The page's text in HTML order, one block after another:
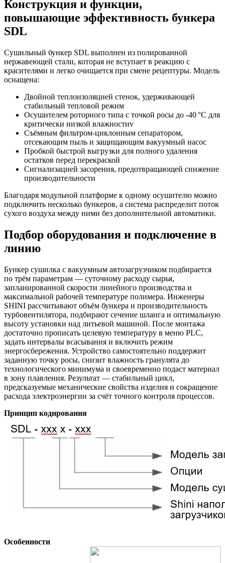
Конструкция и функции,
повышающие эффективность бункера
SDL
Сушильный бункер SDL выполнен из полированной
нержавеющей стали, которая не вступает в реакцию с
красителями и легко очищается при смене рецептуры. Модель
оснащена:
Двойной теплоизоляцией стенок, удерживающей
стабильный тепловой режим
Осушителем роторного типа с точкой росы до ‑40 °C для
критически низкой влажностиv
Съёмным фильтром‑циклонным сепаратором,
отсекающим пыль и защищающим вакуумный насос
Пробкой быстрой выгрузки для полного удаления
остатков перед перекраской
Сигнализацией засорения, предотвращающей снижение
производительности
Благодаря модульной платформе к одному осушителю можно
подключить несколько бункеров, а система распределит поток
сухого воздуха между ними без дополнительной автоматики.
Подбор оборудования и подключение в
линию
Бункер сушилка с вакуумным автозагрузчиком подбирается
по трём параметрам — суточному расходу сырья,
запланированной скорости линейного производства и
максимальной рабочей температуре полимера. Инженеры
SHINI рассчитывают объём бункера и производительность
турбовентилятора, подбирают сечение шланга и оптимальную
высоту установки над литьевой машиной. После монтажа
достаточно прописать целевую температуру в меню PLC,
задать интервалы всасывания и включить режим
энергосбережения. Устройство самостоятельно поддержит
заданную точку росы, снизит влажность гранулята до
технологического минимума и своевременно подаст материал
в зону плавления. Результат — стабильный цикл,
предсказуемые механические свойства изделия и сокращение
расхода электроэнергии за счёт точного контроля процессов.
Принцип кодирования
Особенности